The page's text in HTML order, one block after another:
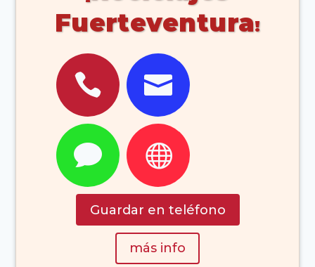
Fuerteventura
 
 
Guardar en teléfono
más info